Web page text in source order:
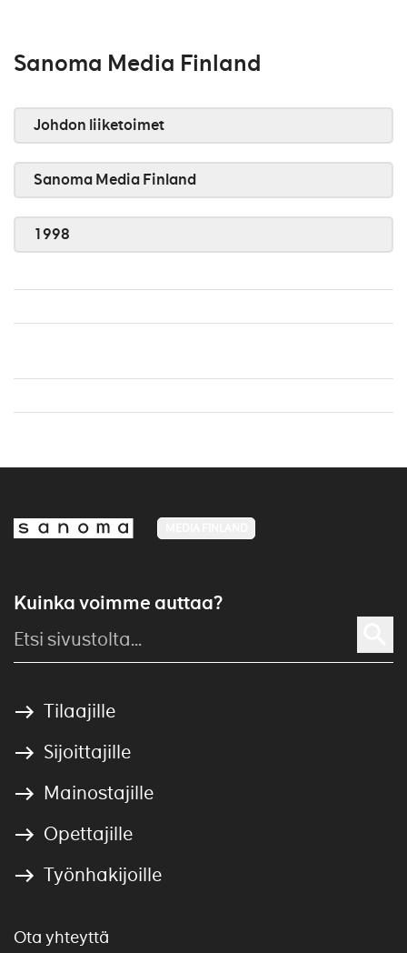
Sanoma Media Finland
Johdon liiketoimet
Sanoma Media Finland
1998
Kuinka voimme auttaa?
Tilaajille
Sijoittajille
Mainostajille
Opettajille
Työnhakijoille
Ota yhteyttä